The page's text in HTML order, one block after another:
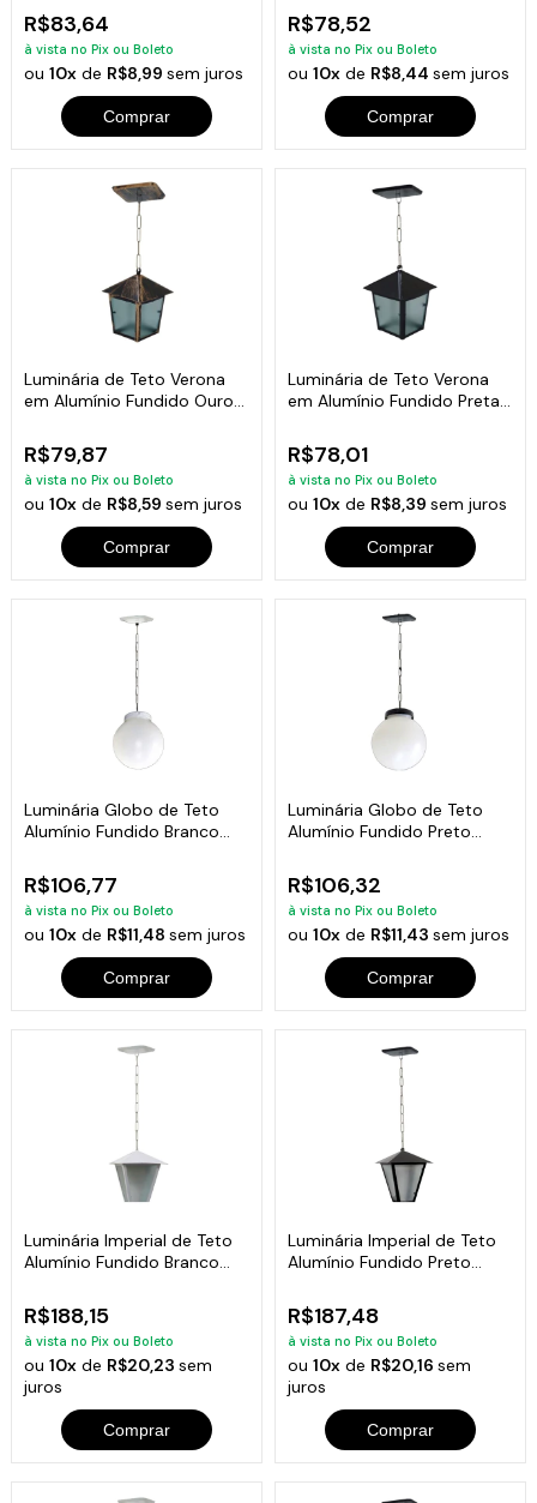
R$83,64
à vista no Pix ou Boleto
ou10x de R$8,99sem juros
Comprar
R$78,52
à vista no Pix ou Boleto
ou 10xde R$8,44 sem juros
Comprar
Luminária de Teto Verona
em Alumínio Fundido Ouro
R$79,87
à vista no Pix ou Boleto
ou10x de R$8,59sem juros
Comprar
Luminária de Teto Verona
em Alumínio Fundido Preta
R$78,01
à vista no Pix ou Boleto
ou 10xde R$8,39 sem juros
Comprar
Luminária Globo de Teto
Alumínio Fundido Branco
R$106,77
à vista no Pix ou Boleto
ou10x de R$11,48sem juros
Comprar
Luminária Globo de Teto
Alumínio Fundido Preto
R$106,32
à vista no Pix ou Boleto
ou 10xde R$11,43 sem juros
Comprar
Luminária Imperial de Teto
Alumínio Fundido Branco
R$188,15
à vista no Pix ou Boleto
ou10x de R$20,23sem
juros
Comprar
Luminária Imperial de Teto
Alumínio Fundido Preto
R$187,48
à vista no Pix ou Boleto
ou 10xde R$20,16 sem
juros
Comprar